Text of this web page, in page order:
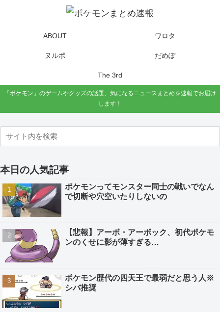
ABOUT ワロタ
ヌルポ だめぽ
The 3rd
「ポケモン」のゲームやグッズの話題、気になるニュースまとめを速報でお届け
します！
本日の人気記事
ポケモンってモンスター同士の戦いでなん
で切断や穴空いたりしないの
【悲報】アーボ・アーボック、初代ポケモ
ンのくせに影が薄すぎる…
ポケモン歴代の四天王で最弱だと思う人※
シバ推奨